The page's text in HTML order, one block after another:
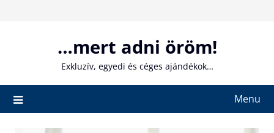
…mert adni öröm!
Exkluzív, egyedi és céges ajándékok…
Menu